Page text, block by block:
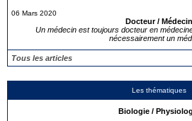
06 Mars 2020
Docteur / Médecin
Un médecin est toujours docteur en
nécessairement un
Tous les articles
Les thématiques
Biologie /